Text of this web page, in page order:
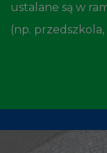
ustalane są w
(np. przedszkola,